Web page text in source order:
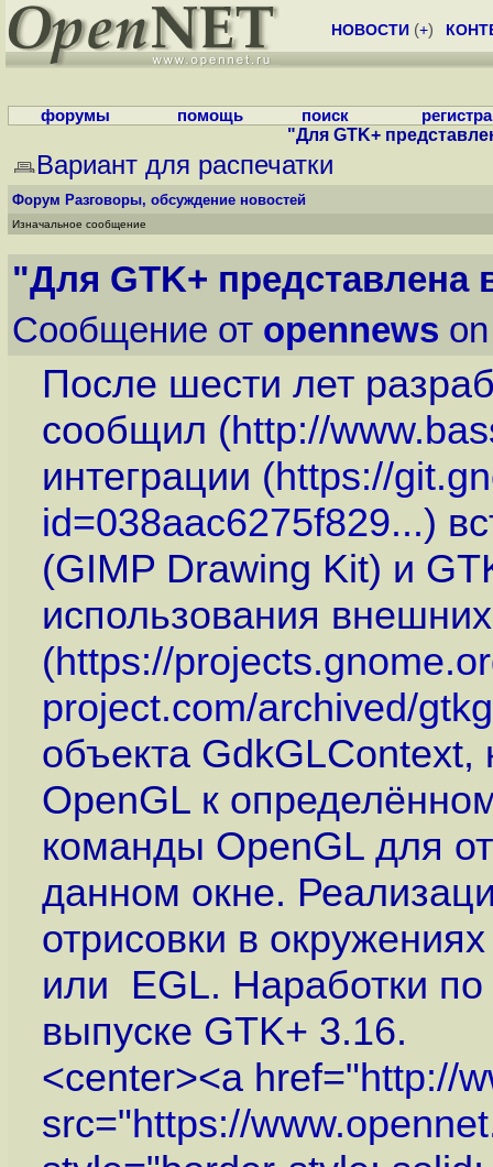
НОВОСТИ (+)
форумы помощь поиск
"Для GTK+
Вариант для распечатки
Форум Разговоры, обсуждение новостей
Изначальное сообщение
"Для GTK+ представлена
Сообщение от opennews
После шести лет
сообщил (http://
интеграции (https://
id=038aac6275f829...)
(GIMP Drawing Kit) и
использования
(https://
project.com/archived/
объекта GdkGLContext,
OpenGL к
команды OpenGL для
данном окне.
отрисовки в
или EGL. Наработки по
выпуске GTK+ 3.16.
<center><a href="http://
src="https://